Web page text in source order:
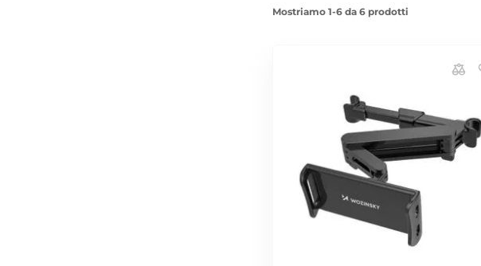
Mostriamo 1-6 da 6 prodotti